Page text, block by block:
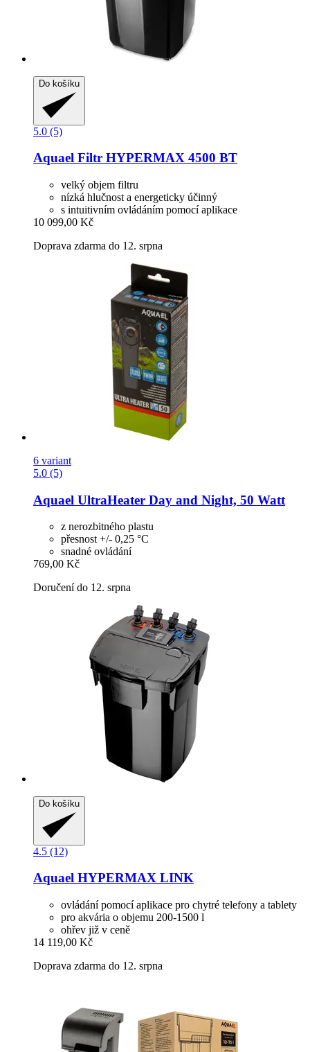
Do košíku
5.0 (5)
Aquael Filtr HYPERMAX 4500 BT
velký objem filtru
nízká hlučnost a energeticky účinný
s intuitivním ovládáním pomocí aplikace
10 099,00 Kč
Doprava zdarma do 12. srpna
6 variant
5.0 (5)
Aquael UltraHeater Day and Night, 50 Watt
z nerozbitného plastu
přesnost +/- 0,25 °C
snadné ovládání
769,00 Kč
Doručení do 12. srpna
Do košíku
4.5 (12)
Aquael HYPERMAX LINK
ovládání pomocí aplikace pro chytré telefony a tablety
pro akvária o objemu 200-1500 l
ohřev již v ceně
14 119,00 Kč
Doprava zdarma do 12. srpna